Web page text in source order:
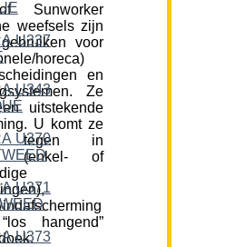
Sunworker
weefsels zijn
voor
horeca)
en
Ze
uitstekende
U komt ze
tegen in
(enkel- of
hangend”